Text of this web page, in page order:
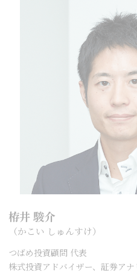
栫井 駿介
（かこい しゅんすけ）
つばめ投資顧問 代表
株式投資アドバイザー、証券アナ